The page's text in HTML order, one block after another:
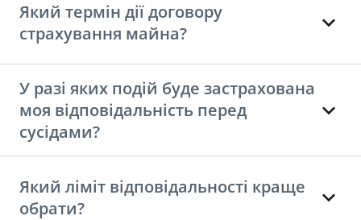
Який термін дії договору
страхування майна?
У разі яких подій буде застрахована
моя відповідальність перед
сусідами?
Який ліміт відповідальності краще
обрати?